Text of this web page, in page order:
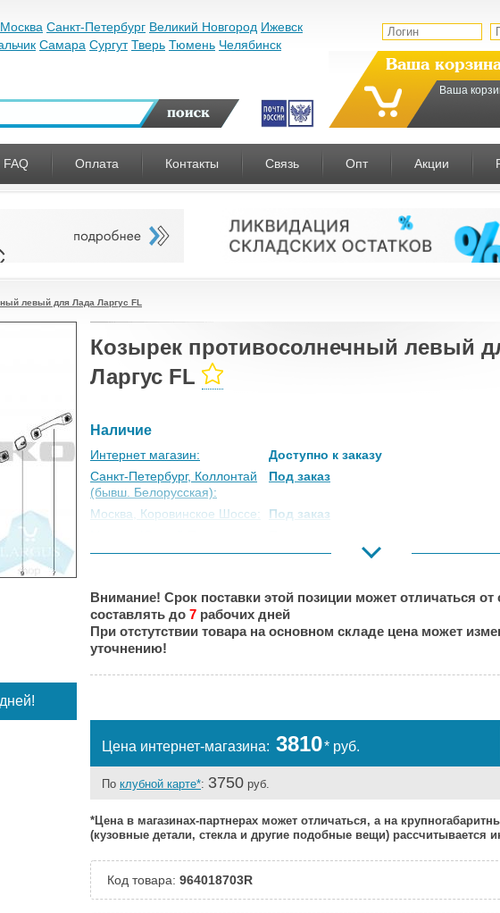
Москва Санкт-Петербург Великий Новгород Ижевск
Самара Сургут Тверь Тюмень Челябинск
Ваша
Ваша
FAQ Оплата Контакты Связь Опт Акции
левый для Лада Ларгус FL
дней!
Козырек противосолнечный левый
Ларгус FL
Наличие
Интернет магазин:
Доступно к заказу
Санкт-Петербург, Коллонтай
(бывш. Белорусская):
Под заказ
Москва, Коровинское Шоссе:
Под заказ
Великий Новгород:
Под заказ
Нальчик:
Под заказ
Самара:
Под заказ
Тверь:
Внимание! Срок поставки этой позиции может отличаться от
составлять до 7 рабочих дней
При отстутствии товара на основном складе цена может
уточнению!
Цена интернет-магазина: 3810* руб.
По клубной карте*: 3750 руб.
*Цена в магазинах-партнерах может отличаться, а на
(кузовные детали, стекла и другие подобные вещи) рассчитывается
Код товара: 964018703R